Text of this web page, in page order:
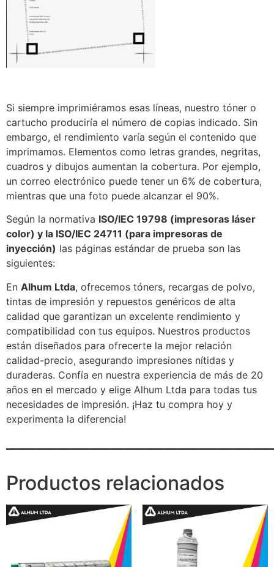
Si siempre imprimiéramos esas líneas, nuestro tóner o
cartucho produciría el número de copias indicado. Sin
embargo, el rendimiento varía según el contenido que
imprimamos. Elementos como letras grandes, negritas,
cuadros y dibujos aumentan la cobertura. Por ejemplo,
un correo electrónico puede tener un 6% de cobertura,
mientras que una foto puede alcanzar el 90%.
Según la normativa ISO/IEC 19798 (impresoras láser
color) y la ISO/IEC 24711 (para impresoras de
inyección) las páginas estándar de prueba son las
siguientes:
En Alhum Ltda, ofrecemos tóners, recargas de polvo,
tintas de impresión y repuestos genéricos de alta
calidad que garantizan un excelente rendimiento y
compatibilidad con tus equipos. Nuestros productos
están diseñados para ofrecerte la mejor relación
calidad-precio, asegurando impresiones nítidas y
duraderas. Confía en nuestra experiencia de más de 20
años en el mercado y elige Alhum Ltda para todas tus
necesidades de impresión. ¡Haz tu compra hoy y
experimenta la diferencia!
Productos relacionados